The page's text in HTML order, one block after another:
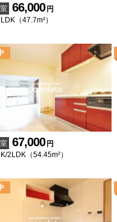
66,000 円
（47.7m²）
67,000 円
2LDK（54.45m²）